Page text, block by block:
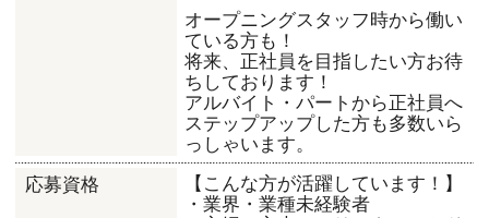
オープニングスタッフ時から働い
ている方も！
将来、正社員を目指したい方お待
ちしております！
アルバイト・パートから正社員へ
ステップアップした方も多数いら
っしゃいます。
応募資格
【こんな方が活躍しています！】
・業界・業種未経験者